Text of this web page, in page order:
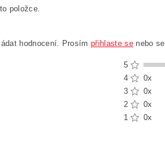
položce.
hodnocení. Prosímpřihlaste senebo se
5
4
0x
3
0x
2
0x
1
0x